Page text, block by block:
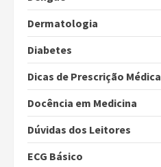
Dermatologia
Diabetes
Dicas de Prescrição Médica
Docência em Medicina
Dúvidas dos Leitores
ECG Básico